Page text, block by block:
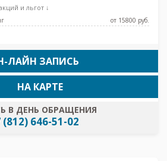
и льгот ↓
от 15800 pуб.
ЛАЙН ЗАПИСЬ
В ДЕНЬ ОБРАЩЕНИЯ
(812) 646-51-02
НА КАРТЕ